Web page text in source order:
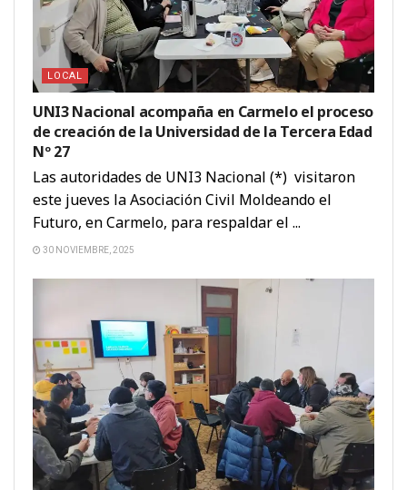
LOCAL
UNI3 Nacional acompaña en Carmelo el proceso
de creación de la Universidad de la Tercera Edad
Nº 27
Las autoridades de UNI3 Nacional (*) visitaron
este jueves la Asociación Civil Moldeando el
Futuro, en Carmelo, para respaldar el ...
30 NOVIEMBRE, 2025